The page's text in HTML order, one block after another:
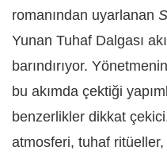
romanından uyarlanan
Yunan Tuhaf Dalgası
barındırıyor.
bu akımda çektiği
benzerlikler dikkat
atmosferi, tuhaf